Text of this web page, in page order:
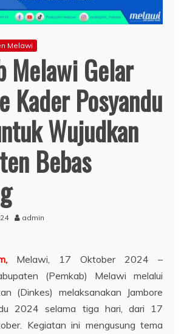
Melawi
Melawi Gelar
Kader Posyandu
Wujudkan
Bebas
admin
Melawi, 17 Oktober 2024 –
(Pemkab) Melawi melalui
(Dinkes) melaksanakan Jambore
2024 selama tiga hari, dari 17
Kegiatan ini mengusung tema